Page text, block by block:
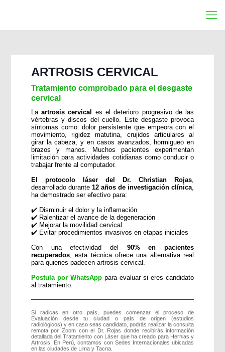
ARTROSIS CERVICAL
Tratamiento comprobado para el desgaste
cervical
Laartrosis cervical
es el deterioro progresivo de las
vértebras y discos del cuello. Este desgaste provoca
síntomas como: dolor persistente que empeora con el
movimiento, rigidez matutina, crujidos articulares al
girar la cabeza, y en casos avanzados, hormigueo en
brazos y manos. Muchos pacientes experimentan
limitación para actividades cotidianas como conducir o
trabajar frente al computador.
El protocolo láser del Dr. Christian Rojas,
desarrollado durante 12 años de investigación clínica,
ha demostrado ser efectivo para:
✔️ Disminuir el dolor y la inflamación
✔️ Ralentizar el avance de la degeneración
✔️ Mejorar la movilidad cervical
✔️ Evitar procedimientos invasivos en etapas iniciales
Con una efectividad del 90% en pacientes
recuperados, esta técnica ofrece una alternativa real
para quienes padecen artrosis cervical.
Postula por WhatsApppara evaluar si eres candidato
al tratamiento.
Si radicas en otro país, puedes comenzar el proceso de
Evaluación desde tu ciudad o país de origen (estudios
radiológicos) y en caso seas candidato, podrás realizar la consulta
remota por Zoom con el Dr. Rojas donde recibirás información
detallada del Tratamiento con Láser que ha creado para Hernias y
Artrosis. En Perú, contamos con Sedes Internacionales ubicadas
en las ciudades de Lima y Tacna.